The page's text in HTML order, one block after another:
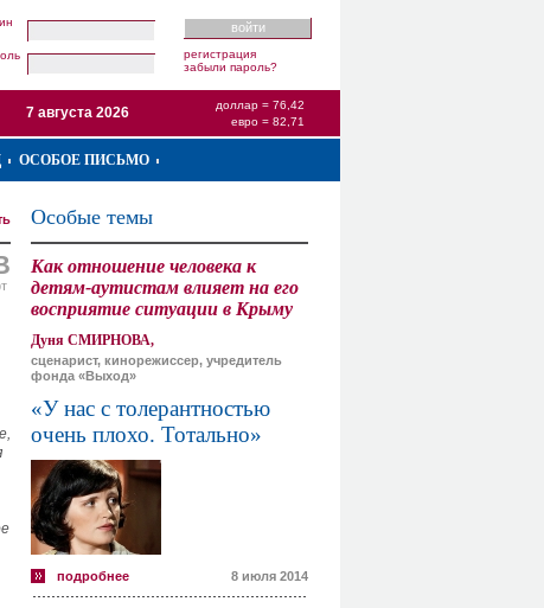
регистрация
забыли пароль?
доллар = 76,42
евро = 82,71
7 августа 2026
ОСОБОЕ ПИСЬМО
Особые темы
Как отношение человека к
детям-аутистам влияет на его
восприятие ситуации в Крыму
Дуня СМИРНОВА,
сценарист, кинорежиссер, учредитель
фонда «Выход»
«У нас с толерантностью
очень плохо. Тотально»
подробнее 8 июля 2014